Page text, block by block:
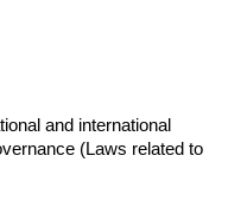
and international
(Laws related to